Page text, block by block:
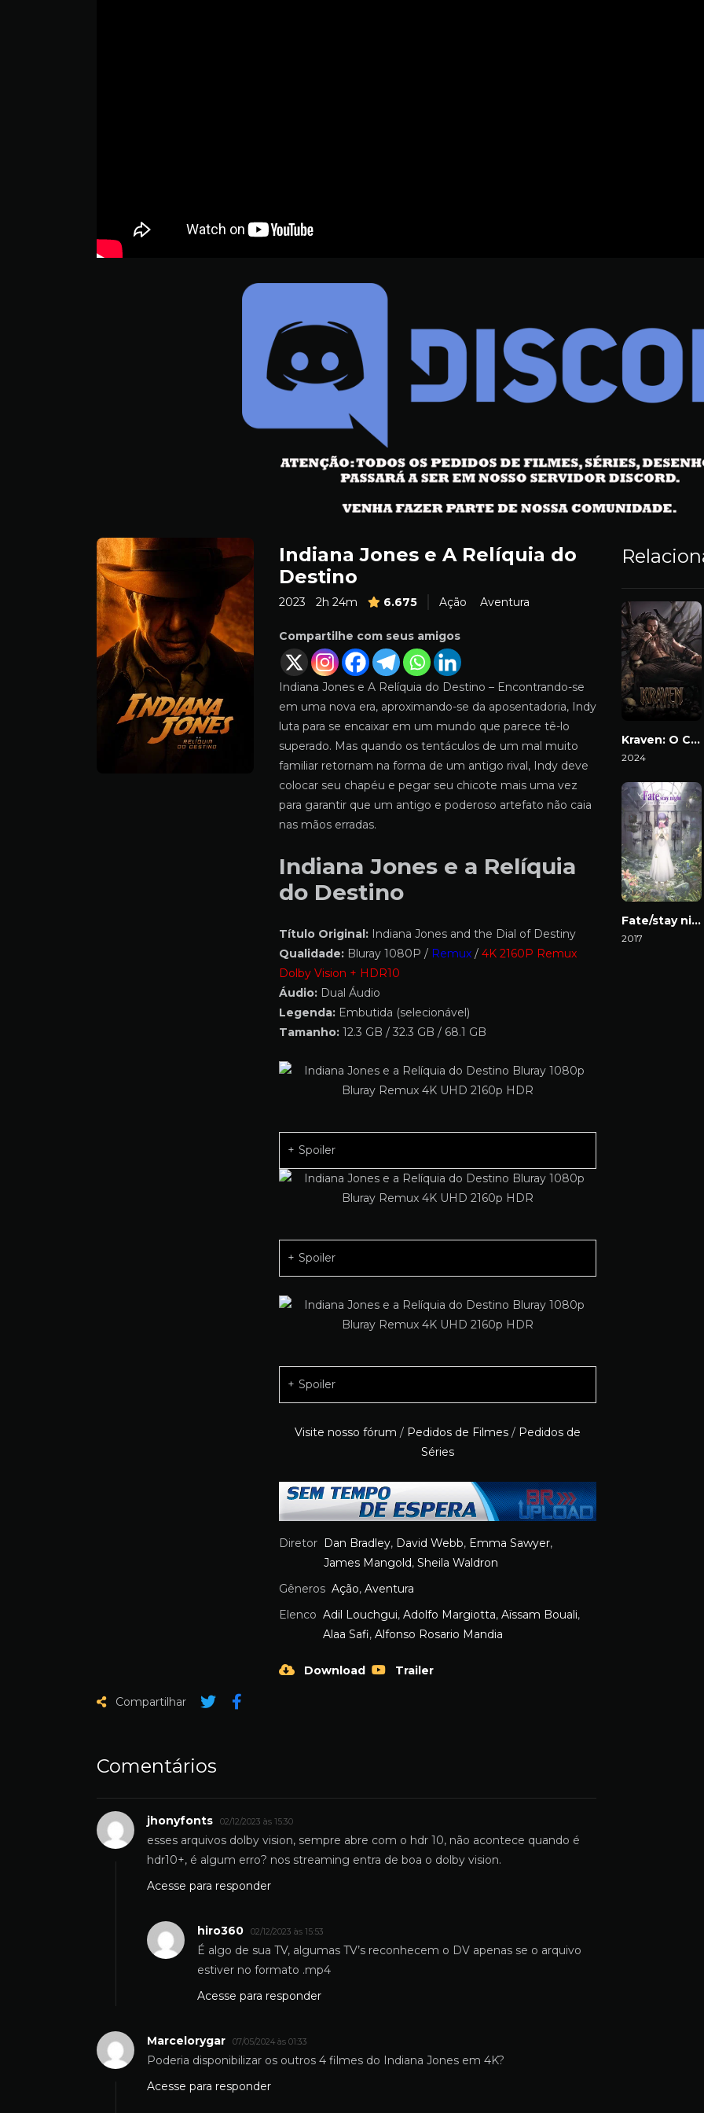
Indiana Jones e A Relíquia do
Destino
2023 2h 24m 6.675 Ação Aventura
Compartilhe com seus amigos
Indiana Jones e A Relíquia do Destino – Encontrando-se
em uma nova era, aproximando-se da aposentadoria, Indy
luta para se encaixar em um mundo que parece tê-lo
superado. Mas quando os tentáculos de um mal muito
familiar retornam na forma de um antigo rival, Indy deve
colocar seu chapéu e pegar seu chicote mais uma vez
para garantir que um antigo e poderoso artefato não caia
nas mãos erradas.
Indiana Jones e a Relíquia
do Destino
Título Original: Indiana Jones and the Dial of Destiny
Qualidade: Bluray 1080P / Remux / 4K 2160P Remux
Dolby Vision + HDR10
Áudio: Dual Áudio
Legenda: Embutida (selecionável)
Tamanho: 12.3 GB / 32.3 GB / 68.1 GB
Spoiler
Spoiler
Spoiler
Visite nosso fórum / Pedidos de Filmes / Pedidos de
Séries
Diretor Dan Bradley, David Webb, Emma Sawyer,
James Mangold, Sheila Waldron
Gêneros Ação, Aventura
Elenco Adil Louchgui, Adolfo Margiotta, Aïssam Bouali,
Alaa Safi, Alfonso Rosario Mandia
Download Trailer
Compartilhar
Comentários
jhonyfonts 02/12/2023 às 15:30
esses arquivos dolby vision, sempre abre com o hdr 10, não acontece quando é
hdr10+, é algum erro? nos streaming entra de boa o dolby vision.
Acesse para responder
hiro360 02/12/2023 às 15:53
É algo de sua TV, algumas TV’s reconhecem o DV apenas se o arquivo
estiver no formato .mp4
Acesse para responder
Marcelorygar 07/05/2024 às 01:33
Poderia disponibilizar os outros 4 filmes do Indiana Jones em 4K?
Acesse para responder
Kraven: O Caçador
2024
Fate/stay night: Heaven’s Feel I. Presage Flower
2017